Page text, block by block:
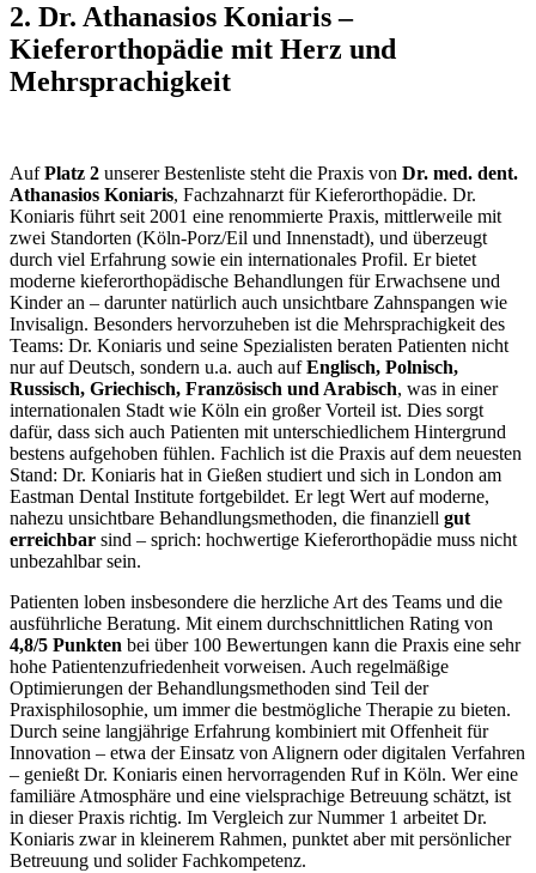
2. Dr. Athanasios Koniaris –
Kieferorthopädie mit Herz und
Mehrsprachigkeit
AufPlatz 2 unserer Bestenliste steht die Praxis von Dr. med. dent.
Athanasios Koniaris, Fachzahnarzt für Kieferorthopädie. Dr.
Koniaris führt seit 2001 eine renommierte Praxis, mittlerweile mit
zwei Standorten (Köln-Porz/Eil und Innenstadt), und überzeugt
durch viel Erfahrung sowie ein internationales Profil. Er bietet
moderne kieferorthopädische Behandlungen für Erwachsene und
Kinder an – darunter natürlich auch unsichtbare Zahnspangen wie
Invisalign. Besonders hervorzuheben ist die Mehrsprachigkeit des
Teams: Dr. Koniaris und seine Spezialisten beraten Patienten nicht
nur auf Deutsch, sondern u.a. auch aufEnglisch, Polnisch,
Russisch, Griechisch, Französisch und Arabisch, was in einer
internationalen Stadt wie Köln ein großer Vorteil ist. Dies sorgt
dafür, dass sich auch Patienten mit unterschiedlichem Hintergrund
bestens aufgehoben fühlen. Fachlich ist die Praxis auf dem neuesten
Stand: Dr. Koniaris hat in Gießen studiert und sich in London am
Eastman Dental Institute fortgebildet. Er legt Wert auf moderne,
nahezu unsichtbare Behandlungsmethoden, die finanziell gut
erreichbar sind – sprich: hochwertige Kieferorthopädie muss nicht
unbezahlbar sein.
Patienten loben insbesondere die herzliche Art des Teams und die
ausführliche Beratung. Mit einem durchschnittlichen Rating von
4,8/5 Punkten bei über 100 Bewertungen kann die Praxis eine sehr
hohe Patientenzufriedenheit vorweisen. Auch regelmäßige
Optimierungen der Behandlungsmethoden sind Teil der
Praxisphilosophie, um immer die bestmögliche Therapie zu bieten.
Durch seine langjährige Erfahrung kombiniert mit Offenheit für
Innovation – etwa der Einsatz von Alignern oder digitalen Verfahren
– genießt Dr. Koniaris einen hervorragenden Ruf in Köln. Wer eine
familiäre Atmosphäre und eine vielsprachige Betreuung schätzt, ist
in dieser Praxis richtig. Im Vergleich zur Nummer 1 arbeitet Dr.
Koniaris zwar in kleinerem Rahmen, punktet aber mit persönlicher
Betreuung und solider Fachkompetenz.